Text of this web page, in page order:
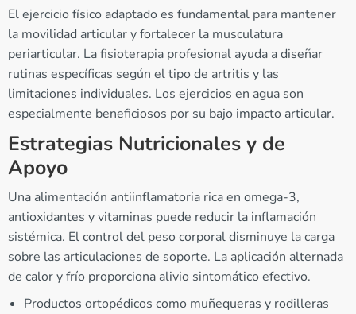
El ejercicio físico adaptado es fundamental para mantener
la movilidad articular y fortalecer la musculatura
periarticular. La fisioterapia profesional ayuda a diseñar
rutinas específicas según el tipo de artritis y las
limitaciones individuales. Los ejercicios en agua son
especialmente beneficiosos por su bajo impacto articular.
Estrategias Nutricionales y de
Apoyo
Una alimentación antiinflamatoria rica en omega-3,
antioxidantes y vitaminas puede reducir la inflamación
sistémica. El control del peso corporal disminuye la carga
sobre las articulaciones de soporte. La aplicación alternada
de calor y frío proporciona alivio sintomático efectivo.
Productos ortopédicos como muñequeras y rodilleras